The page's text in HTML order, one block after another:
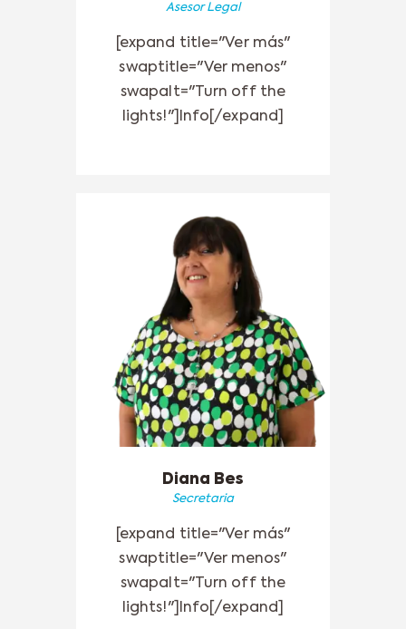
Asesor Legal
[expand title="Ver más"
swaptitle="Ver menos"
swapalt="Turn off the
lights!"]Info[/expand]
Diana Bes
Secretaria
[expand title="Ver más"
swaptitle="Ver menos"
swapalt="Turn off the
lights!"]Info[/expand]